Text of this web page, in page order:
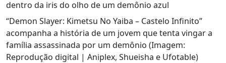
“Demon Slayer: Kimetsu No Yaiba – Castelo Infinito”
acompanha a história de um jovem que tenta vingar a
família assassinada por um demônio (Imagem:
Reprodução digital | Aniplex, Shueisha e Ufotable)